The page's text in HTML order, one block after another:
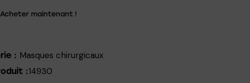
Acheter maintenant !
: Masques chirurgicaux
:14930